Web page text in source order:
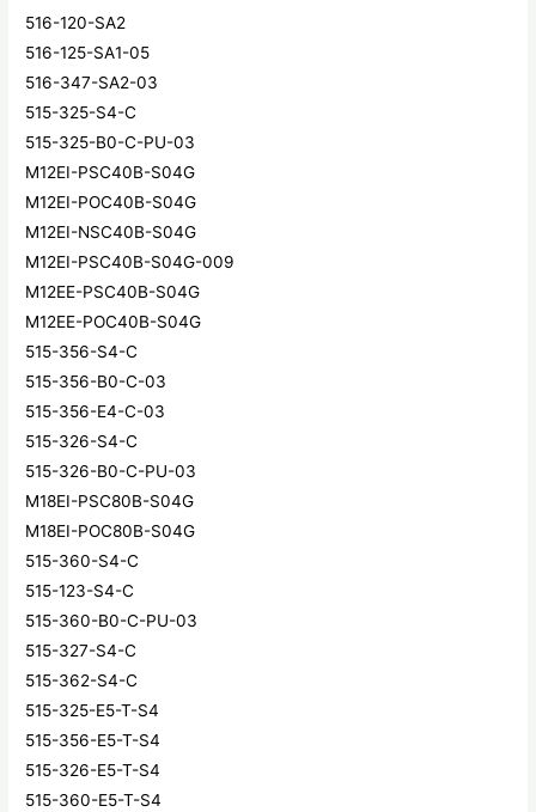
516-120-SA2
516-125-SA1-05
516-347-SA2-03
515-325-S4-C
515-325-B0-C-PU-03
M12EI-PSC40B-S04G
M12EI-POC40B-S04G
M12EI-NSC40B-S04G
M12EI-PSC40B-S04G-009
M12EE-PSC40B-S04G
M12EE-POC40B-S04G
515-356-S4-C
515-356-B0-C-03
515-356-E4-C-03
515-326-S4-C
515-326-B0-C-PU-03
M18EI-PSC80B-S04G
M18EI-POC80B-S04G
515-360-S4-C
515-123-S4-C
515-360-B0-C-PU-03
515-327-S4-C
515-362-S4-C
515-325-E5-T-S4
515-356-E5-T-S4
515-326-E5-T-S4
515-360-E5-T-S4